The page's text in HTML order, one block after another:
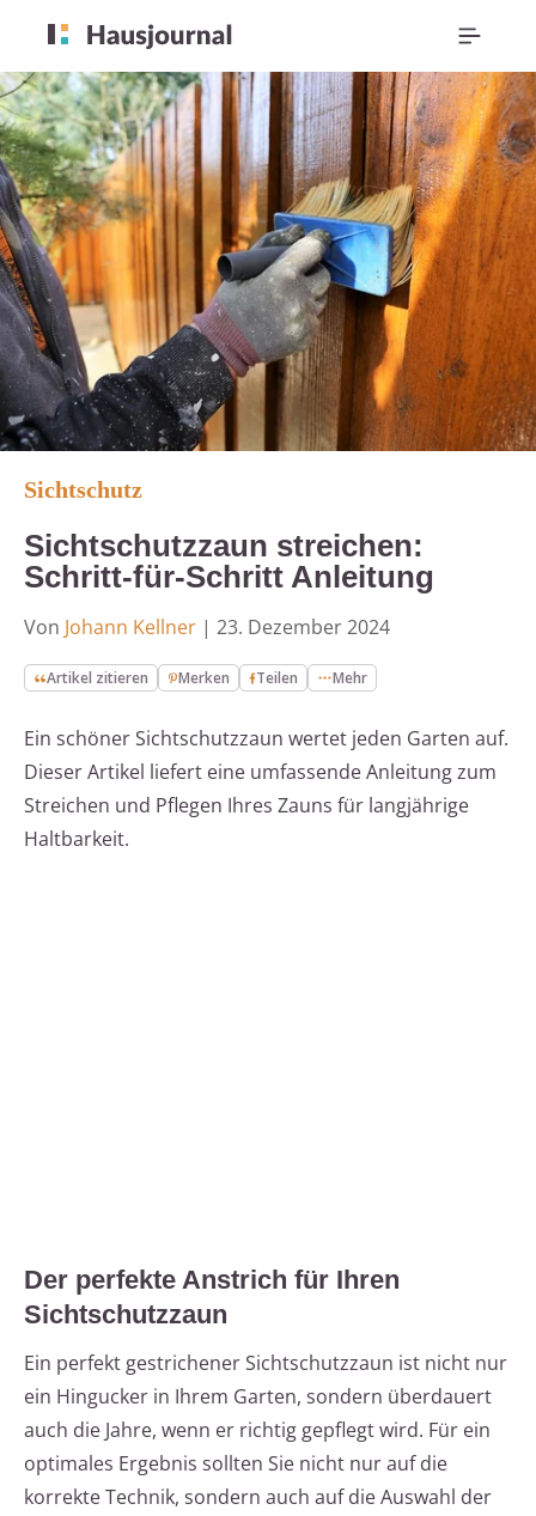
Sichtschutz
Sichtschutzzaun streichen:
Schritt-für-Schritt Anleitung
Von Johann Kellner | 23. Dezember 2024
Artikel zitieren Merken Teilen Mehr
Ein schöner Sichtschutzzaun wertet jeden Garten auf.
Dieser Artikel liefert eine umfassende Anleitung zum
Streichen und Pflegen Ihres Zauns für langjährige
Haltbarkeit.
Der perfekte Anstrich für Ihren
Sichtschutzzaun
Ein perfekt gestrichener Sichtschutzzaun ist nicht nur
ein Hingucker in Ihrem Garten, sondern überdauert
auch die Jahre, wenn er richtig gepflegt wird. Für ein
optimales Ergebnis sollten Sie nicht nur auf die
korrekte Technik, sondern auch auf die Auswahl der